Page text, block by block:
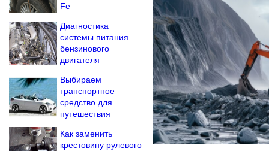
Fe
Диагностика
системы питания
бензинового
двигателя
Выбираем
транспортное
средство для
путешествия
Как заменить
крестовину рулевого